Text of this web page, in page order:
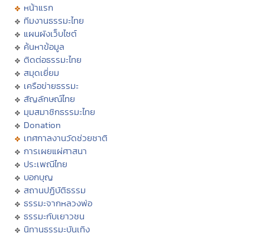
หน้าแรก
ทีมงานธรรมะไทย
แผนผังเว็บไซต์
ค้นหาข้อมูล
ติดต่อธรรมะไทย
สมุดเยี่ยม
เครือข่ายธรรมะ
สัญลักษณ์ไทย
มุมสมาชิกธรรมะไทย
Donation
เทศกาลงานวัดช่วยชาติ
การเผยแผ่ศาสนา
ประเพณีไทย
บอกบุญ
สถานปฏิบัติธรรม
ธรรมะจากหลวงพ่อ
ธรรมะกับเยาวชน
นิทานธรรมะบันเทิง